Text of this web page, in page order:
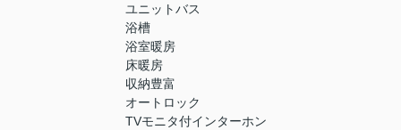
ユニットバス
浴槽
浴室暖房
床暖房
収納豊富
オートロック
TVモニタ付インターホン